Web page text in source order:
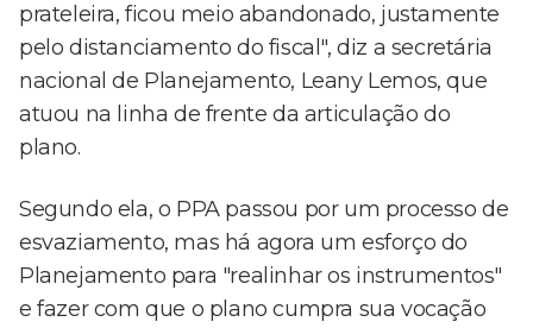
prateleira, ficou meio abandonado, justamente
pelo distanciamento do fiscal", diz a secretária
nacional de Planejamento, Leany Lemos, que
atuou na linha de frente da articulação do
plano.
Segundo ela, o PPA passou por um processo de
esvaziamento, mas há agora um esforço do
Planejamento para "realinhar os instrumentos"
e fazer com que o plano cumpra sua vocação